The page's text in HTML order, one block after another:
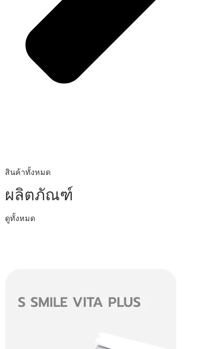
สินค้าทั้งหมด
ผลิตภัณฑ์
ดูทั้งหมด